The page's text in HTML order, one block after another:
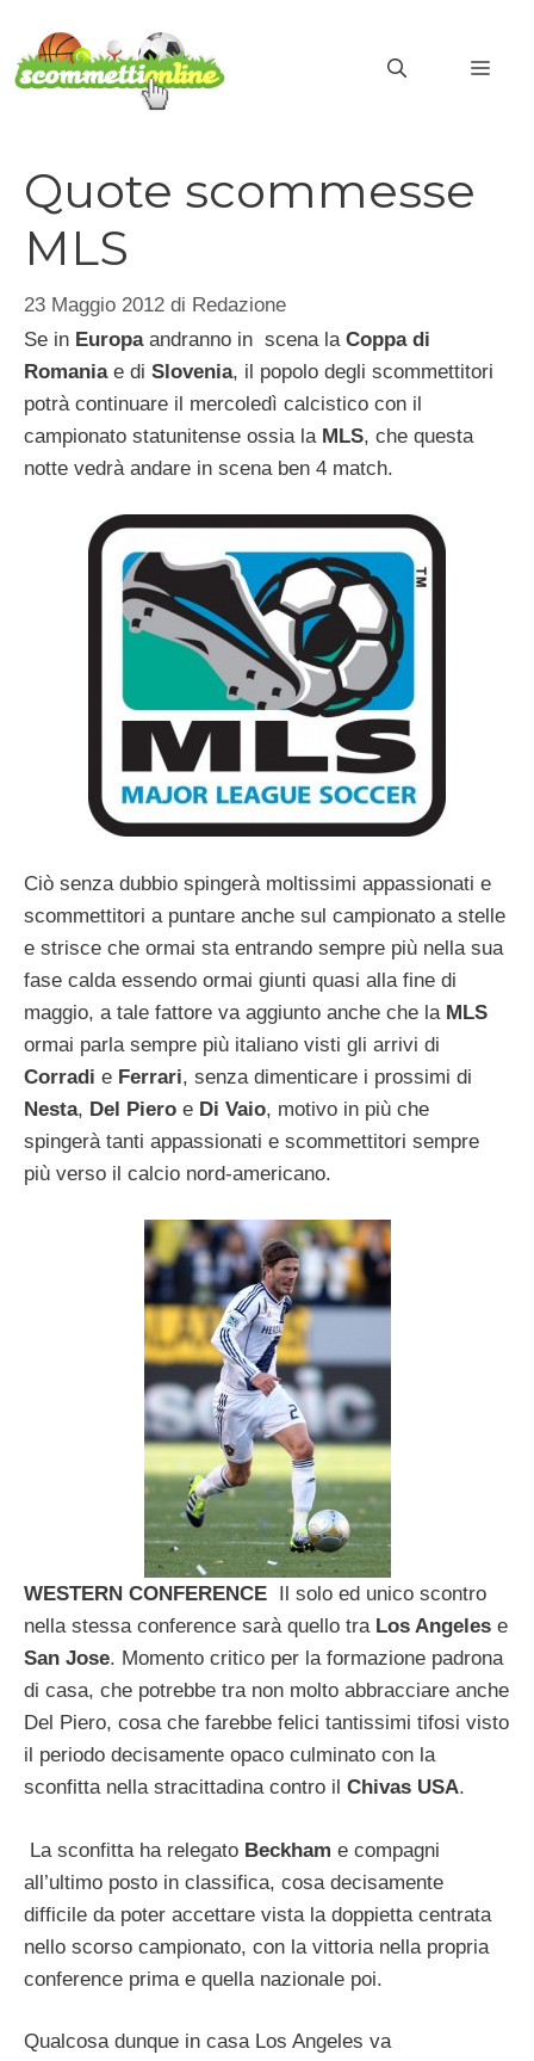
contenuto
Quote scommesse
MLS
23 Maggio 2012 di Redazione
Se in Europaandranno in scena la Coppa di
Romaniae di Slovenia, il popolo degli scommettitori
potrà continuare il mercoledì calcistico con il
campionato statunitense ossia la MLS, che questa
notte vedrà andare in scena ben 4 match.
Ciò senza dubbio spingerà moltissimi appassionati e
scommettitori a puntare anche sul campionato a stelle
e strisce che ormai sta entrando sempre più nella sua
fase calda essendo ormai giunti quasi alla fine di
maggio, a tale fattore va aggiunto anche che la MLS
ormai parla sempre più italiano visti gli arrivi di
Corradi e Ferrari, senza dimenticare i prossimi di
Nesta, Del Piero e Di Vaio, motivo in più che
spingerà tanti appassionati e scommettitori sempre
più verso il calcio nord-americano.
WESTERN CONFERENCE
Il solo ed unico scontro
nella stessa conference sarà quello tra Los Angeles e
San Jose. Momento critico per la formazione padrona
di casa, che potrebbe tra non molto abbracciare anche
Del Piero, cosa che farebbe felici tantissimi tifosi visto
il periodo decisamente opaco culminato con la
sconfitta nella stracittadina contro il Chivas USA.
La sconfitta ha relegato Beckham e compagni
all’ultimo posto in classifica, cosa decisamente
difficile da poter accettare vista la doppietta centrata
nello scorso campionato, con la vittoria nella propria
conference prima e quella nazionale poi.
Qualcosa dunque in casa Los Angeles va